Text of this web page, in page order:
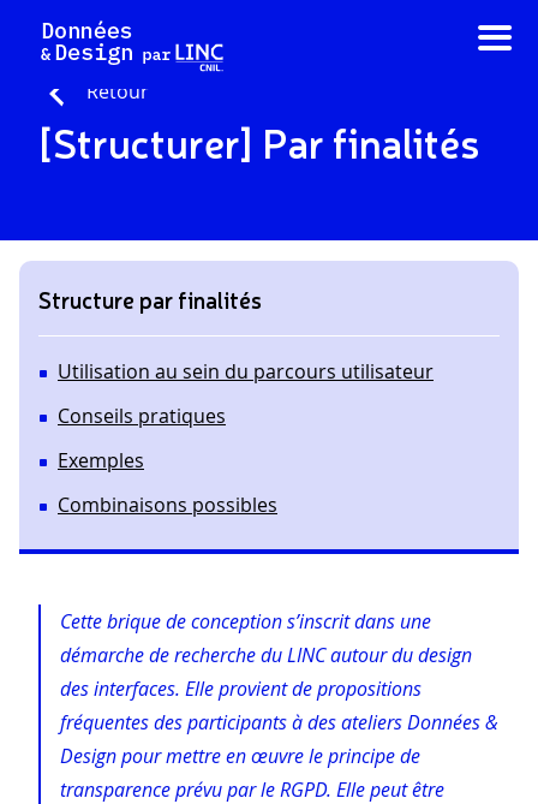
contenu
Retour
[Structurer] Par finalités
Structure par finalités
Utilisation au sein du parcours utilisateur
Conseils pratiques
Exemples
Combinaisons possibles
Cette brique de conception s’inscrit dans une
démarche de recherche du LINC autour du design
des interfaces. Elle provient de propositions
fréquentes des participants à des ateliers Données &
Design pour mettre en œuvre le principe de
transparence prévu par le RGPD. Elle peut être